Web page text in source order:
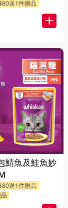
送1件贈品
鯖魚及鮭魚妙
送1件贈品